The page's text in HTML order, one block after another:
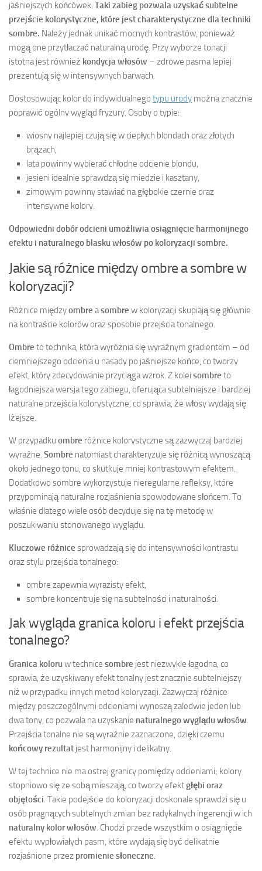
jaśniejszych końcówek. Taki zabieg pozwala uzyskać subtelne
przejście kolorystyczne, które jest charakterystyczne dla techniki
sombre. Należy jednak unikać mocnych kontrastów, ponieważ
mogą one przytłaczać naturalną urodę. Przy wyborze tonacji
istotna jest również kondycja włosów – zdrowe pasma lepiej
prezentują się w intensywnych barwach.
Dostosowując kolor do indywidualnego typu urody można znacznie
poprawić ogólny wygląd fryzury. Osoby o typie:
wiosny najlepiej czują się w ciepłych blondach oraz złotych
brązach,
lata powinny wybierać chłodne odcienie blondu,
jesieni idealnie sprawdzą się miedzie i kasztany,
zimowym powinny stawiać na głębokie czernie oraz
intensywne kolory.
Odpowiedni dobór odcieni umożliwia osiągnięcie harmonijnego
efektu i naturalnego blasku włosów po koloryzacji sombre.
Jakie są różnice między ombre a sombre w
koloryzacji?
Różnice międzyombre asombre w koloryzacji skupiają się głównie
na kontraście kolorów oraz sposobie przejścia tonalnego.
Ombre to technika, która wyróżnia się wyraźnym gradientem – od
ciemniejszego odcienia u nasady po jaśniejsze końce, co tworzy
efekt, który zdecydowanie przyciąga wzrok. Z kolei sombre to
łagodniejsza wersja tego zabiegu, oferująca subtelniejsze i bardziej
naturalne przejścia kolorystyczne, co sprawia, że włosy wydają się
lżejsze.
W przypadku ombre różnice kolorystyczne są zazwyczaj bardziej
wyraźne. Sombre natomiast charakteryzuje się różnicą wynoszącą
około jednego tonu, co skutkuje mniej kontrastowym efektem.
Dodatkowo sombre wykorzystuje nieregularne refleksy, które
przypominają naturalne rozjaśnienia spowodowane słońcem. To
właśnie dlatego wiele osób decyduje się na tę metodę w
poszukiwaniu stonowanego wyglądu.
Kluczowe różnice sprowadzają się do intensywności kontrastu
oraz stylu przejścia tonalnego:
ombre zapewnia wyrazisty efekt,
sombre koncentruje się na subtelności i naturalności.
Jak wygląda granica koloru i efekt przejścia
tonalnego?
Granica koloruw technice sombre jest niezwykle łagodna, co
sprawia, że uzyskiwany efekt tonalny jest znacznie subtelniejszy
niż w przypadku innych metod koloryzacji. Zazwyczaj różnice
między poszczególnymi odcieniami wynoszą zaledwie jeden lub
dwa tony, co pozwala na uzyskanie naturalnego wyglądu włosów.
Przejścia tonalne nie są wyraźnie zaznaczone, dzięki czemu
końcowy rezultat jest harmonijny i delikatny.
W tej technice nie ma ostrej granicy pomiędzy odcieniami; kolory
stopniowo się ze sobą mieszają, co tworzy efektgłębi oraz
objętości. Takie podejście do koloryzacji doskonale sprawdzi się u
osób pragnących subtelnych zmian bez radykalnych ingerencji w ich
naturalny kolor włosów. Chodzi przede wszystkim o osiągnięcie
efektu wypłowiałych pasm, które wydają się być delikatnie
rozjaśnione przez promienie słoneczne.